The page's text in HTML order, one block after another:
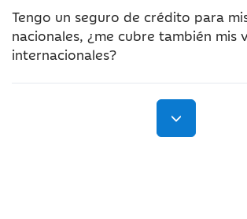
Tengo un seguro de crédito para
nacionales, ¿me cubre también mis
internacionales?